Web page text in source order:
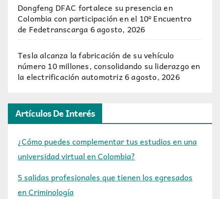
Dongfeng DFAC fortalece su presencia en
Colombia con participación en el 10º Encuentro
de Fedetranscarga6 agosto, 2026
Tesla alcanza la fabricación de su vehículo
número 10 millones, consolidando su liderazgo en
la electrificación automotriz6 agosto, 2026
Artículos De Interés
¿Cómo puedes complementar tus estudios en una
universidad virtual en Colombia?
5 salidas profesionales que tienen los egresados
en Criminología